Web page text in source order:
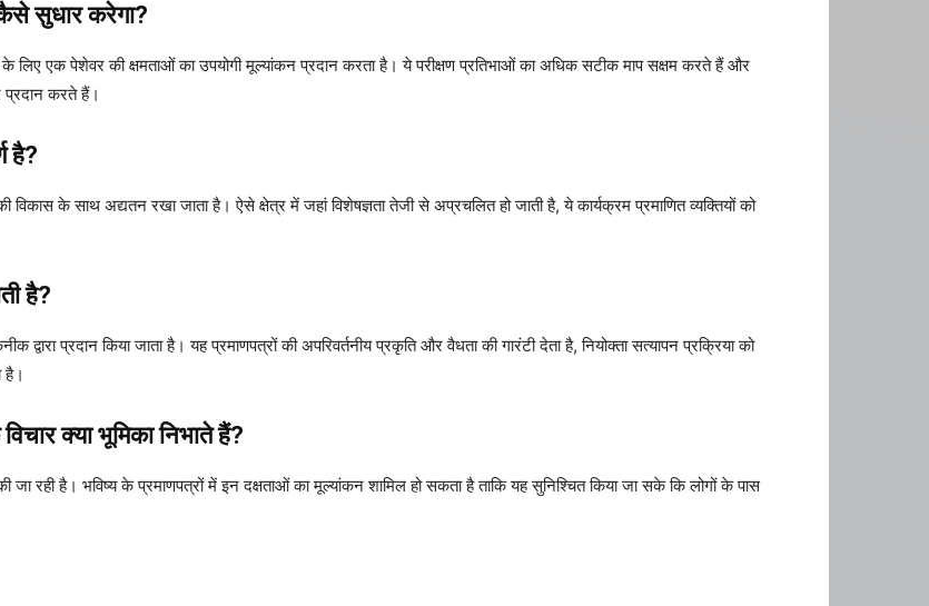
सुधार करेगा?
के लिए एक पेशेवर की क्षमताओं का उपयोगी मूल्यांकन प्रदान करता है। ये परीक्षण प्रतिभाओं का अधिक सटीक माप सक्षम करते हैं और
प्रदान करते हैं।
है?
के साथ अद्यतन रखा जाता है। ऐसे क्षेत्र में जहां विशेषज्ञता तेजी से अप्रचलित हो जाती है, ये कार्यक्रम प्रमाणित व्यक्तियों को
है?
प्रदान किया जाता है। यह प्रमाणपत्रों की अपरिवर्तनीय प्रकृति और वैधता की गारंटी देता है, नियोक्ता सत्यापन प्रक्रिया को
है।
क्या भूमिका निभाते हैं?
रही है। भविष्य के प्रमाणपत्रों में इन दक्षताओं का मूल्यांकन शामिल हो सकता है ताकि यह सुनिश्चित किया जा सके कि लोगों के पास